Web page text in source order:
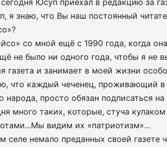
Юсуп приехал в редакцию за
я знаю, что Вы наш постоянный
со мной ещё с 1990 года, когда
не было ни одного года, чтобы я не
газета и занимает в моей жизни
что каждый чеченец, проживающий
народа, просто обязан подписаться
много таких, которые, стуча
видим их «патриотизм»...
селе немало преданных своей газете